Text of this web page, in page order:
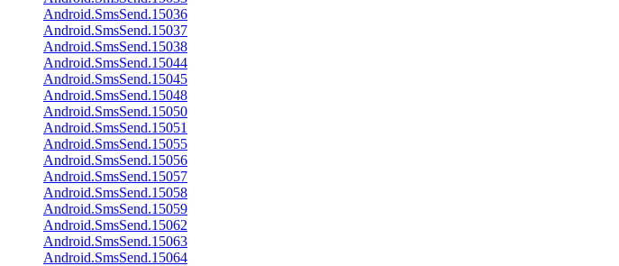
Android.SmsSend.15036
Android.SmsSend.15037
Android.SmsSend.15038
Android.SmsSend.15044
Android.SmsSend.15045
Android.SmsSend.15048
Android.SmsSend.15050
Android.SmsSend.15051
Android.SmsSend.15055
Android.SmsSend.15056
Android.SmsSend.15057
Android.SmsSend.15058
Android.SmsSend.15059
Android.SmsSend.15062
Android.SmsSend.15063
Android.SmsSend.15064